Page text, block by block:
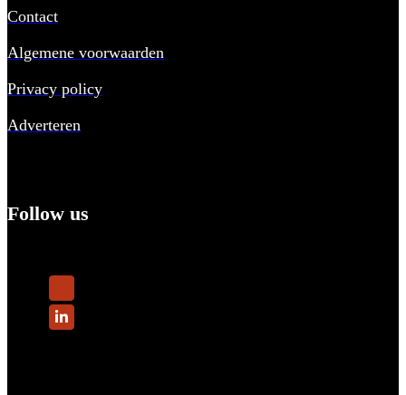
Contact
Algemene voorwaarden
Privacy policy
Adverteren
Follow us